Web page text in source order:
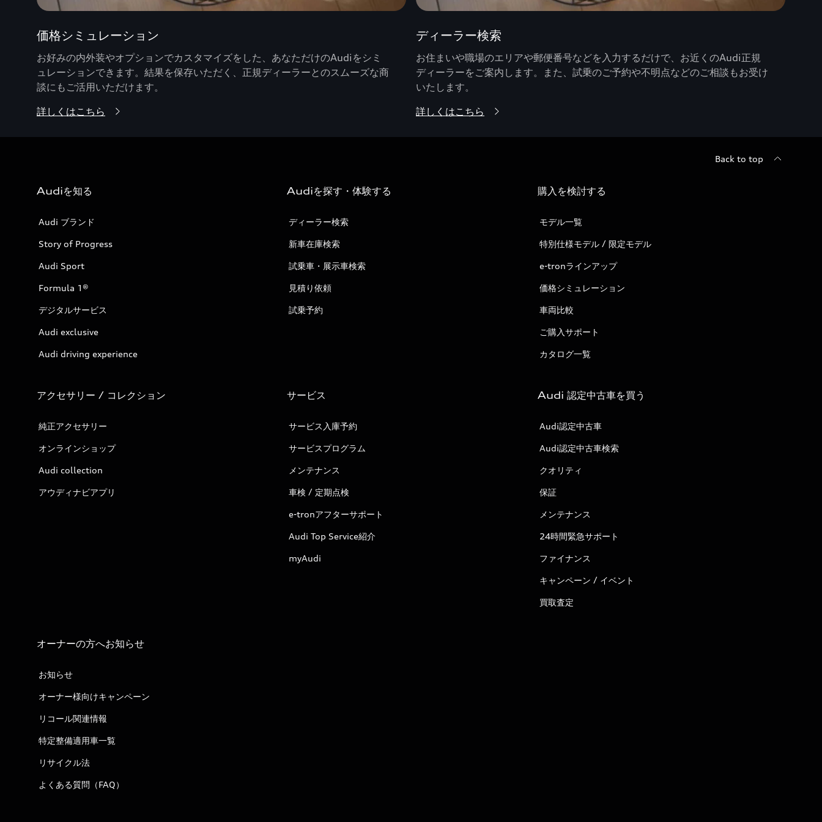
価格シミュレーション
お好みの内外装やオプションでカスタマイズをした、あなただけのAudiをシミ
ュレーションできます。結果を保存いただく、正規ディーラーとのスムーズな商
談にもご活用いただけます。
詳しくはこちら
ディーラー検索
お住まいや職場のエリアや郵便番号などを入力するだけで、お近くのAudi正規
ディーラーをご案内します。また、試乗のご予約や不明点などのご相談もお受け
いたします。
詳しくはこちら
Back to top
Audiを知る
Audi ブランド
Story of Progress
Audi Sport
Formula 1®
デジタルサービス
Audi exclusive
Audi driving experience
Audiを探す・体験する
ディーラー検索
新車在庫検索
試乗車・展示車検索
見積り依頼
試乗予約
購入を検討する
モデル一覧
特別仕様モデル / 限定モデル
e-tronラインアップ
価格シミュレーション
車両比較
ご購入サポート
カタログ一覧
アクセサリー / コレクション
純正アクセサリー
オンラインショップ
Audi collection
アウディナビアプリ
サービス
サービス入庫予約
サービスプログラム
メンテナンス
車検 / 定期点検
e-tronアフターサポート
Audi Top Service紹介
myAudi
Audi 認定中古車を買う
Audi認定中古車
Audi認定中古車検索
クオリティ
保証
メンテナンス
24時間緊急サポート
ファイナンス
キャンペーン / イベント
買取査定
オーナーの方へお知らせ
お知らせ
オーナー様向けキャンペーン
リコール関連情報
特定整備適用車一覧
リサイクル法
よくある質問（FAQ）